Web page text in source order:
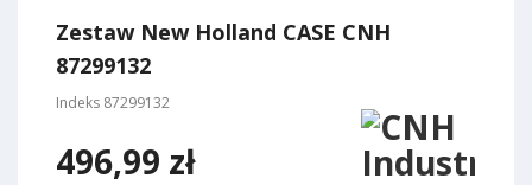
Zestaw New Holland CASE CNH
87299132
Indeks 87299132
496,99 zł